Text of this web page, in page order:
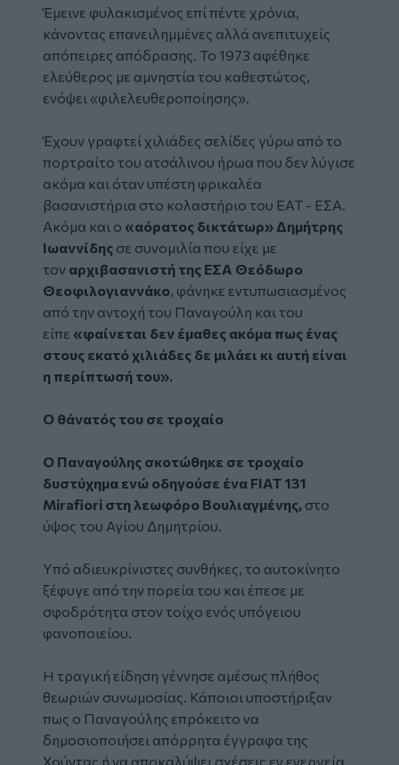
Έμεινε φυλακισμένος επί πέντε χρόνια,
κάνοντας επανειλημμένες αλλά ανεπιτυχείς
απόπειρες απόδρασης. Το 1973 αφέθηκε
ελεύθερος με αμνηστία του καθεστώτος,
ενόψει «φιλελευθεροποίησης».
Έχουν γραφτεί χιλιάδες σελίδες γύρω από το
πορτραίτο του ατσάλινου ήρωα που δεν λύγισε
ακόμα και όταν υπέστη φρικαλέα
βασανιστήρια στο κολαστήριο του ΕΑΤ - ΕΣΑ.
Ακόμα και ο «αόρατος δικτάτωρ» Δημήτρης
Ιωαννίδης σε συνομιλία που είχε με
τον αρχιβασανιστή της ΕΣΑ Θεόδωρο
Θεοφιλογιαννάκο, φάνηκε εντυπωσιασμένος
από την αντοχή του Παναγούλη και του
είπε «φαίνεται δεν έμαθες ακόμα πως ένας
στους εκατό χιλιάδες δε μιλάει κι αυτή είναι
η περίπτωσή του».
Ο θάνατός του σε τροχαίο
Ο Παναγούλης σκοτώθηκε σε τροχαίο
δυστύχημα ενώ οδηγούσε ένα FIAT 131
Mirafiori στη λεωφόρο Βουλιαγμένης, στο
ύψος του Αγίου Δημητρίου.
Υπό αδιευκρίνιστες συνθήκες, το αυτοκίνητο
ξέφυγε από την πορεία του και έπεσε με
σφοδρότητα στον τοίχο ενός υπόγειου
φανοποιείου.
Η τραγική είδηση γέννησε αμέσως πλήθος
θεωριών συνωμοσίας. Κάποιοι υποστήριξαν
πως ο Παναγούλης επρόκειτο να
δημοσιοποιήσει απόρρητα έγγραφα της
Χούντας ή να αποκαλύψει σχέσεις εν ενεργεία